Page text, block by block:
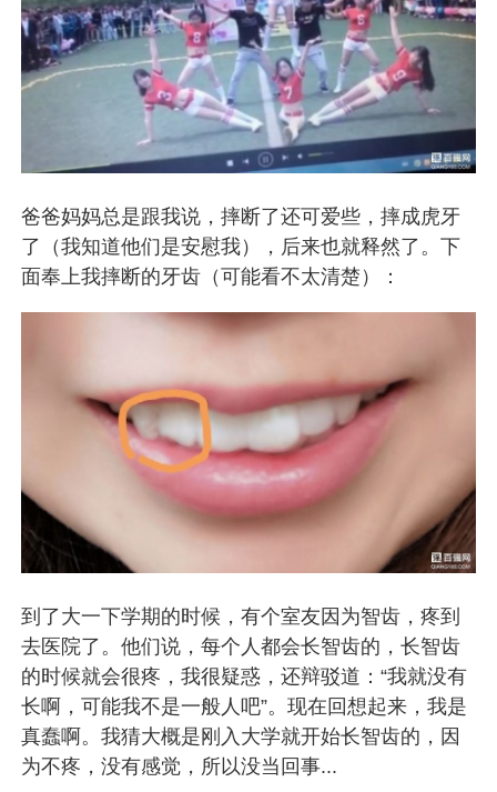
爸爸妈妈总是跟我说，摔断了还可爱些，摔成虎牙
了（我知道他们是安慰我），后来也就释然了。下
面奉上我摔断的牙齿（可能看不太清楚）：
到了大一下学期的时候，有个室友因为智齿，疼到
去医院了。他们说，每个人都会长智齿的，长智齿
的时候就会很疼，我很疑惑，还辩驳道：“我就没有
长啊，可能我不是一般人吧”。现在回想起来，我是
真蠢啊。我猜大概是刚入大学就开始长智齿的，因
为不疼，没有感觉，所以没当回事...